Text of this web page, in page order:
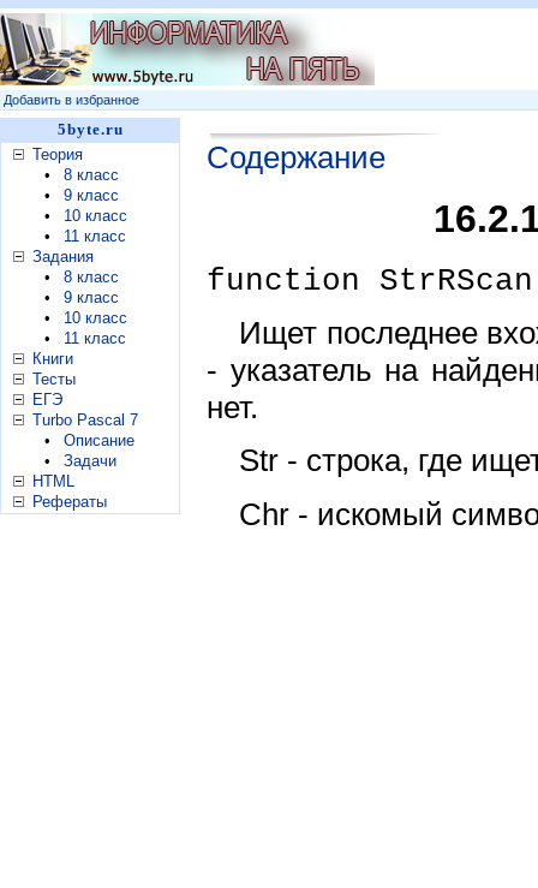
Добавить в избранное
5byte.ru
Теория
•
8 класс
•
9 класс
•
10 класс
•
11 класс
Задания
•
8 класс
•
9 класс
•
10 класс
•
11 класс
Книги
Тесты
ЕГЭ
Turbo Pascal 7
•
Описание
•
Задачи
HTML
Рефераты
Содержание
function
Ищет последнее
- указатель на
нет.
Str - строка, где
Chr - искомый